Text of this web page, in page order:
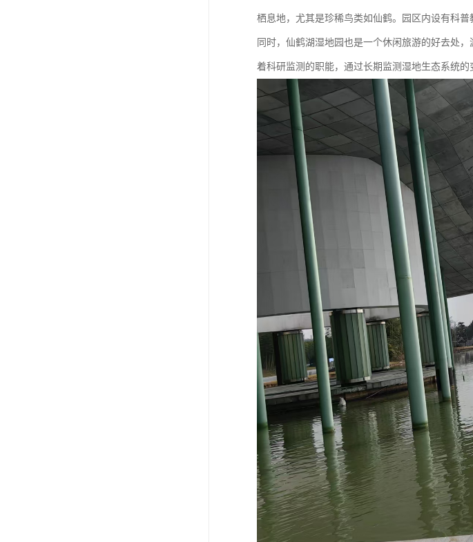
栖息地，尤其是珍稀鸟类如仙鹤。园区内设有科
同时，仙鹤湖湿地园也是一个休闲旅游的好去处
着科研监测的职能，通过长期监测湿地生态系统的